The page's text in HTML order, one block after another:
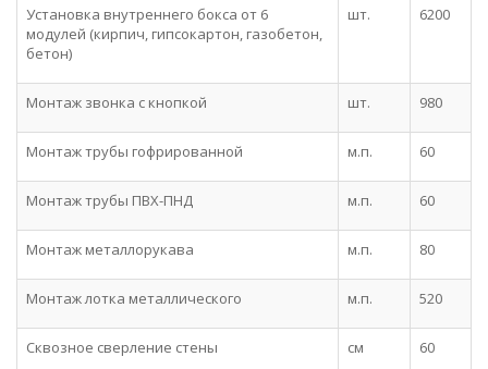
Установка внутреннего бокса от 6
модулей (кирпич, гипсокартон, газобетон,
бетон)
шт. 6200
Монтаж звонка с кнопкой шт. 980
Монтаж трубы гофрированной м.п. 60
Монтаж трубы ПВХ-ПНД м.п. 60
Монтаж металлорукава м.п. 80
Монтаж лотка металлического м.п. 520
Сквозное сверление стены см 60